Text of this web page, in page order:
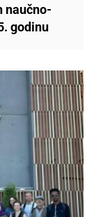
naučno-
godinu